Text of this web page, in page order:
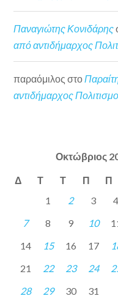
Παναγιώτης Κονιδάρης
από αντιδήμαρχος
παραόμιλος στο
αντιδήμαρχος
Οκτώβριος
Δ Τ Τ Π Π
1 2 3 4
7
8 9 10
14
15 16 17
21
22 23 24
28
29 30 31